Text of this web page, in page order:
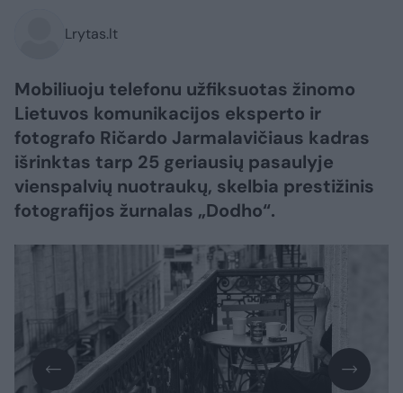
Lrytas.lt
Mobiliuoju telefonu užfiksuotas žinomo
Lietuvos komunikacijos eksperto ir
fotografo Ričardo Jarmalavičiaus kadras
išrinktas tarp 25 geriausių pasaulyje
vienspalvių nuotraukų, skelbia prestižinis
fotografijos žurnalas „Dodho“.